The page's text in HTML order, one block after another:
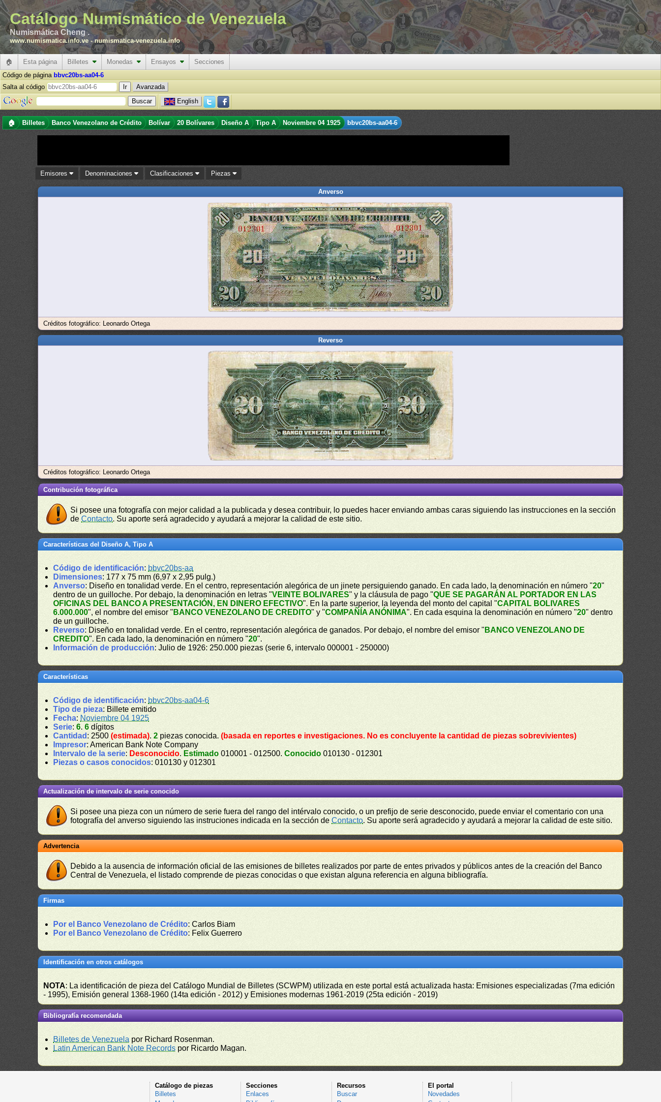
Catálogo Numismático de Venezuela
Numismática Cheng .
www.numismatica.info.ve -numismatica-venezuela.info
🏠 Esta página Billetes Monedas Ensayos
Secciones
Código de página bbvc20bs-aa04-6
Salta al código
Avanzada
English
🏠 Billetes Banco Venezolano de Crédito Bolívar 20 Bolívares Diseño A Tipo A Noviembre 04 1925 bbvc20bs-aa04-6
Emisores Denominaciones Clasificaciones Piezas
Anverso
Créditos fotográfico: Leonardo Ortega
Reverso
Créditos fotográfico: Leonardo Ortega
Contribución fotográfica
Si posee una fotografía con mejor calidad a la publicada y desea contribuir, lo puedes hacer enviando ambas caras siguiendo las instrucciones en la sección
deContacto. Su aporte será agradecido y ayudará a mejorar la calidad de este sitio.
Características del Diseño A, Tipo A
Código de identificación: bbvc20bs-aa
Dimensiones: 177 x 75 mm (6,97 x 2,95 pulg.)
Anverso: Diseño en tonalidad verde. En el centro, representación alegórica de un jinete persiguiendo ganado. En cada lado, la denominación en número "20"
dentro de un guilloche. Por debajo, la denominación en letras "VEINTE BOLIVARES" y la cláusula de pago "QUE SE PAGARÁN AL PORTADOR EN LAS
OFICINAS DEL BANCO A PRESENTACIÓN, EN DINERO EFECTIVO". En la parte superior, la leyenda del monto del capital "CAPITAL BOLIVARES
6.000.000", el nombre del emisor " BANCO VENEZOLANO DE CREDITO" y "COMPAÑÍA ANÓNIMA". En cada esquina la denominación en número "20" dentro
de un guilloche.
Reverso: Diseño en tonalidad verde. En el centro, representación alegórica de ganados. Por debajo, el nombre del emisor " BANCO VENEZOLANO DE
CREDITO". En cada lado, la denominación en número "20".
Información de producción: Julio de 1926: 250.000 piezas (serie 6, intervalo 000001 - 250000)
Características
Código de identificación: bbvc20bs-aa04-6
Tipo de pieza: Billete emitido
Fecha: Noviembre 04 1925
Serie:6.6 dígitos
Cantidad : 2500(estimada).2 piezas conocida.(basada en reportes e investigaciones. No es concluyente la cantidad de piezas sobrevivientes)
Impresor: American Bank Note Company
Intervalo de la serie: Desconocido. Estimado 010001 - 012500.Conocido 010130 - 012301
Piezas o casos conocidos: 010130 y 012301
Actualización de intervalo de serie conocido
Si posee una pieza con un número de serie fuera del rango del intérvalo conocido, o un prefijo de serie desconocido, puede enviar el comentario con una
fotografía del anverso siguiendo las instruciones indicada en la sección deContacto. Su aporte será agradecido y ayudará a mejorar la calidad de este sitio.
Advertencia
Debido a la ausencia de información oficial de las emisiones de billetes realizados por parte de entes privados y públicos antes de la creación del Banco
Central de Venezuela, el listado comprende de piezas conocidas o que existan alguna referencia en alguna bibliografía.
Firmas
Por el Banco Venezolano de Crédito: Carlos Biam
Por el Banco Venezolano de Crédito: Felix Guerrero
Identificación en otros catálogos
NOTA: La identificación de pieza del Catálogo Mundial de Billetes (SCWPM) utilizada en este portal está actualizada hasta: Emisiones especializadas (7ma edición
- 1995), Emisión general 1368-1960 (14ta edición - 2012) y Emisiones modernas 1961-2019 (25ta edición - 2019)
Bibliografía recomendada
Billetes de Venezuela por Richard Rosenman.
Latin American Bank Note Records por Ricardo Magan.
Catálogo de piezas
Billetes
Secciones
Enlaces
Recursos
Buscar
El portal
Novedades